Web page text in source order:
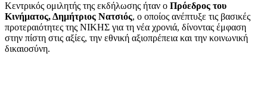
Κεντρικός ομιλητής της εκδήλωσης ήταν ο Πρόεδρος του
Κινήματος, Δημήτριος Νατσιός, ο οποίος ανέπτυξε τις βασικές
προτεραιότητες της ΝΙΚΗΣ για τη νέα χρονιά, δίνοντας έμφαση
στην πίστη στις αξίες, την εθνική αξιοπρέπεια και την κοινωνική
δικαιοσύνη.